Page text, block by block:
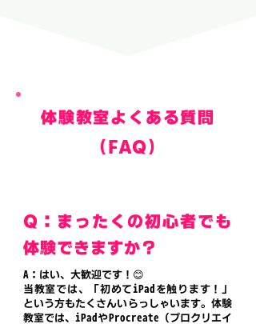
体験教室よくある質問
（FAQ）
Q：まったくの初心者でも
体験できますか？
A：はい、大歓迎です！😊
当教室では、「初めてiPadを触ります！」
という方もたくさんいらっしゃいます。体験
教室では、iPadやProcreate（プロクリエイ